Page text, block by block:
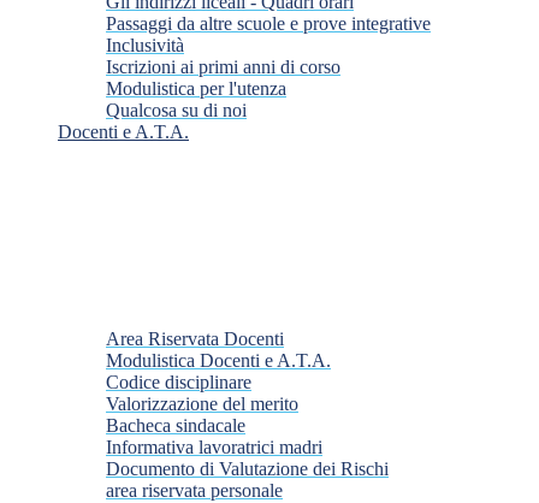
Passaggi da altre scuole e prove integrative
Inclusività
Iscrizioni ai primi anni di corso
Modulistica per l'utenza
Qualcosa su di noi
Docenti e A.T.A.
Area Riservata Docenti
Modulistica Docenti e A.T.A.
Codice disciplinare
Valorizzazione del merito
Bacheca sindacale
Informativa lavoratrici madri
Documento di Valutazione dei Rischi
area riservata personale